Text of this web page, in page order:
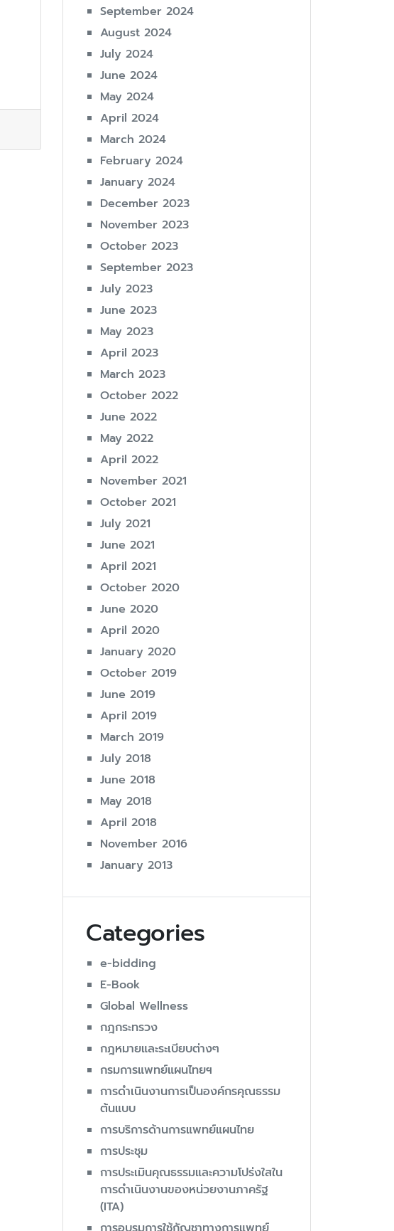
September 2024
August 2024
July 2024
June 2024
May 2024
April 2024
March 2024
February 2024
January 2024
December 2023
November 2023
October 2023
September 2023
July 2023
June 2023
May 2023
April 2023
March 2023
October 2022
June 2022
May 2022
April 2022
November 2021
October 2021
July 2021
June 2021
April 2021
October 2020
June 2020
April 2020
January 2020
October 2019
June 2019
April 2019
March 2019
July 2018
June 2018
May 2018
April 2018
November 2016
January 2013
Categories
e-bidding
E-Book
Global Wellness
กฎกระทรวง
กฎหมายและระเบียบต่างๆ
กรมการแพทย์แผนไทยฯ
การดำเนินงานการเป็นองค์กรคุณธรรม
ต้นแบบ
การบริการด้านการแพทย์แผนไทย
การประชุม
การประเมินคุณธรรมและความโปร่งใสใน
การดำเนินงานของหน่วยงานภาครัฐ
(ITA)